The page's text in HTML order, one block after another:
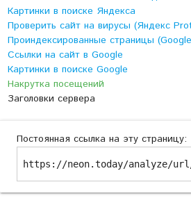
Картинки в поиске Яндекса
Проверить сайт на вирусы (Яндекс
Проиндексированные страницы
Ссылки на сайт в Google
Картинки в поиске Google
Накрутка посещений
Заголовки сервера
Постоянная ссылка на эту страницу:
https://neon.today/analyze/